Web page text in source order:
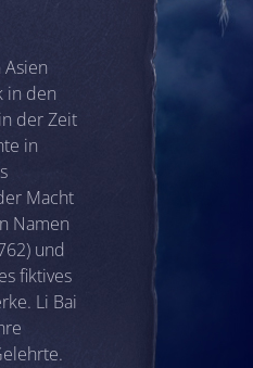
in den
der Zeit
in
Macht
Namen
und
fiktives
Li Bai